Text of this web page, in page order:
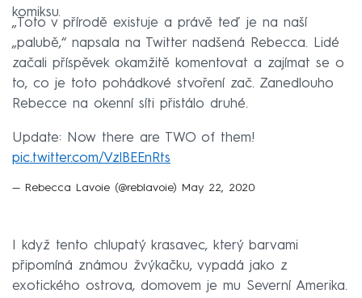
komiksu.
„Toto v přírodě existuje a právě teď je na naší
„palubě,“ napsala na Twitter nadšená Rebecca. Lidé
začali příspěvek okamžitě komentovat a zajímat se o
to, co je toto pohádkové stvoření zač. Zanedlouho
Rebecce na okenní síti přistálo druhé.
Update: Now there are TWO of them!
pic.twitter.com/VzlBEEnRts
— Rebecca Lavoie (@reblavoie) May 22, 2020
I když tento chlupatý krasavec, který barvami
připomíná známou žvýkačku, vypadá jako z
exotického ostrova, domovem je mu Severní Amerika.